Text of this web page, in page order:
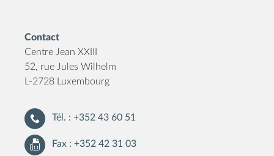
Contact
Centre Jean XXIII
52, rue Jules Wilhelm
L-2728 Luxembourg
Tél. : +352 43 60 51
Fax : +352 42 31 03